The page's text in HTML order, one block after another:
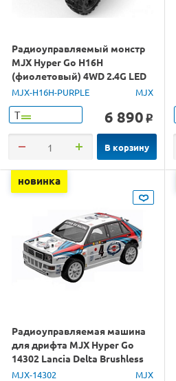
Радиоуправляемый монстр
MJX Hyper Go H16H
(фиолетовый) 4WD 2.4G LED
GPS 1/16 RTR
MJX-H16H-PURPLE MJX
Т 6 890 o
В корзину
новинка
Радиоуправляемая машина
для дрифта MJX Hyper Go
14302 Lancia Delta Brushless
4WD 2.4G LED 1/14 RTR
MJX-14302 MJX